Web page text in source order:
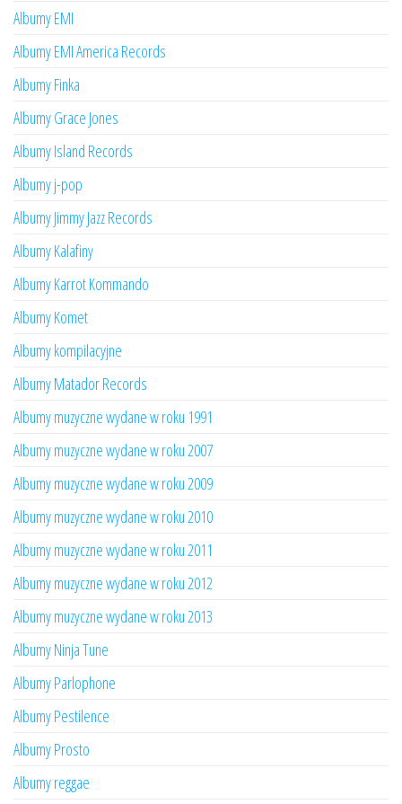
Albumy EMI
Albumy EMI America Records
Albumy Finka
Albumy Grace Jones
Albumy Island Records
Albumy j-pop
Albumy Jimmy Jazz Records
Albumy Kalafiny
Albumy Karrot Kommando
Albumy Komet
Albumy kompilacyjne
Albumy Matador Records
Albumy muzyczne wydane w roku 1991
Albumy muzyczne wydane w roku 2007
Albumy muzyczne wydane w roku 2009
Albumy muzyczne wydane w roku 2010
Albumy muzyczne wydane w roku 2011
Albumy muzyczne wydane w roku 2012
Albumy muzyczne wydane w roku 2013
Albumy Ninja Tune
Albumy Parlophone
Albumy Pestilence
Albumy Prosto
Albumy reggae